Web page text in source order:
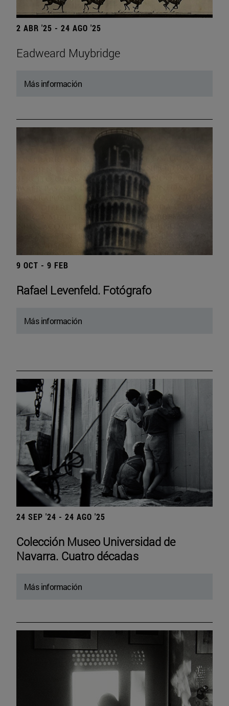
2 ABR '25 - 24 AGO '25
Eadweard Muybridge
Más información
9 OCT - 9 FEB
Rafael Levenfeld. Fotógrafo
Más información
24 SEP '24 - 24 AGO '25
Colección Museo Universidad de
Navarra. Cuatro décadas
Más información